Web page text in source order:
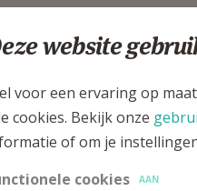
ALLE
Cornelius Sint-
kerk vinden geen
website
voor een ervaring op
cookies. Bekijk onze
of om je
cookies
AAN